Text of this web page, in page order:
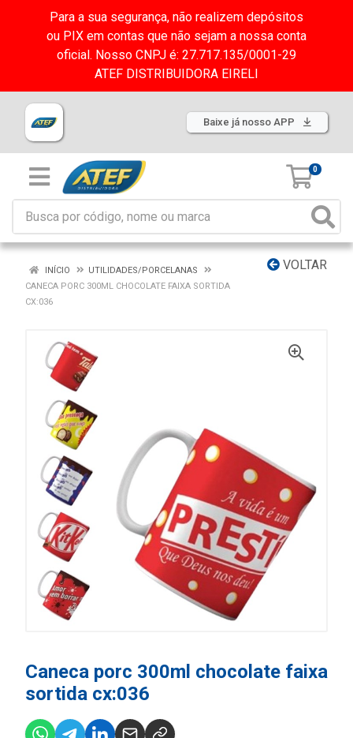
Para a sua segurança, não realizem depósitos
ou PIX em contas que não sejam a nossa conta
oficial. Nosso CNPJ é: 27.717.135/0001-29
ATEF DISTRIBUIDORA EIRELI
Baixe já nosso APP
0
VOLTAR
INÍCIO
UTILIDADES/PORCELANAS
CANECA PORC 300ML CHOCOLATE FAIXA SORTIDA
CX:036
Caneca porc 300ml chocolate faixa
sortida cx:036